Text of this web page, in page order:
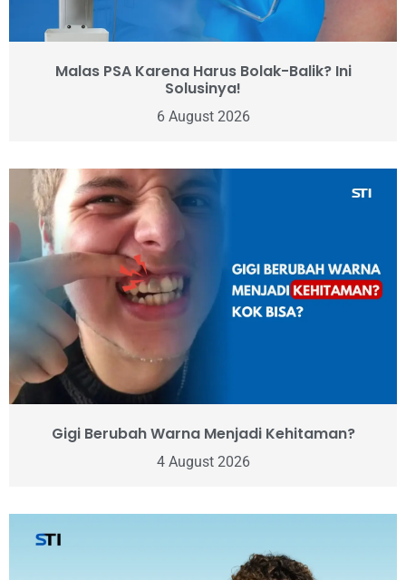
Malas PSA Karena Harus Bolak-Balik? Ini
Solusinya!
6 August 2026
Gigi Berubah Warna Menjadi Kehitaman?
4 August 2026